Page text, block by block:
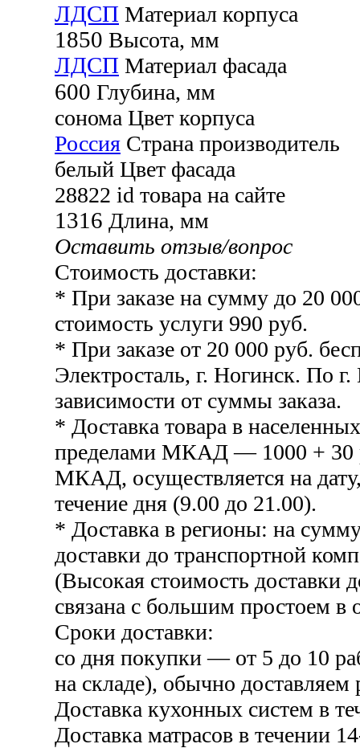
ЛДСП Материал корпуса
1850 Высота, мм
ЛДСП Материал фасада
600 Глубина, мм
сонома Цвет корпуса
Россия Страна производитель
белый Цвет фасада
28822 id товара на сайте
1316 Длина, мм
Оставить отзыв/вопрос
Стоимость доставки:
* При заказе на сумму до 20
стоимость услуги 990 руб.
* При заказе от 20 000 руб.
Электросталь, г. Ногинск. По г.
зависимости от суммы заказа.
* Доставка товара в
пределами МКАД — 1000 + 30
МКАД, осуществляется на
течение дня (9.00 до 21.00).
* Доставка в регионы: на
доставки до транспортной
(Высокая стоимость доставки
связана с большим простоем в
Сроки доставки:
со дня покупки — от 5 до 10
на складе), обычно
Доставка кухонных систем в
Доставка матрасов в течении